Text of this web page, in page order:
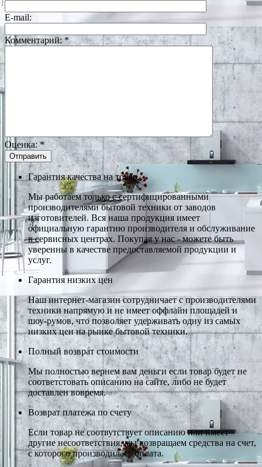
E-mail:
Комментарий:*
Оценка: *
Гарантия качества на товар
Мы работаем только с сертифицированными
производителями бытовой техники от заводов
изготовителей. Вся наша продукция имеет
официальную гарантию производителя и обслуживание
в сервисных центрах. Покупая у нас - можете быть
уверенны в качестве предоставляемой продукции и
услуг.
Гарантия низких цен
Наш интернет-магазин сотрудничает с производителями
техники напрямую и не имеет оффлайн площадей и
шоу-румов, что позволяет удерживать одну из самых
низких цен на рынке бытовой техники.
Полный возврат стоимости
Мы полностью вернем вам деньги если товар будет не
соответстовать описанию на сайте, либо не будет
доставлен вовремя.
Возврат платежа по счету
Если товар не соотвутствует описанию или имеет
другие несоответствия, мы возвращаем средства на счет,
с которого производилась оплата.